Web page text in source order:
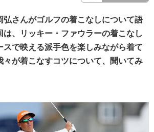
弘さんがゴルフの着こなしについて語
は、リッキー・ファウラーの着こなし
スで映える派手色を楽しみながら着て
々が着こなすコツについて、聞いてみ